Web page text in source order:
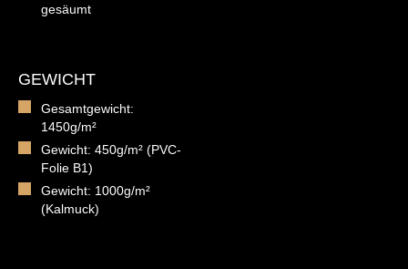
gesäumt
GEWICHT
Gesamtgewicht:
1450g/m²
Gewicht: 450g/m² (PVC-
Folie B1)
Gewicht: 1000g/m²
(Kalmuck)